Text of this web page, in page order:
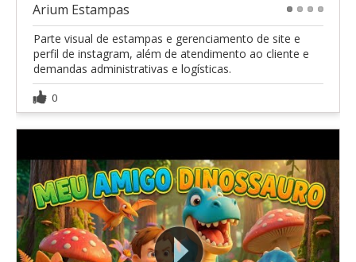
Arium Estampas
Parte visual de estampas e gerenciamento de site e
perfil de instagram, além de atendimento ao cliente e
demandas administrativas e logísticas.
0